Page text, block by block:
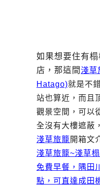
如果想要住有
店，那這間淺草
Hatago)就是不
站也算近，而且
觀景空間，可以
全沒有大樓遮蔽
淺草旅籠 開箱文
淺草旅籠~淺草
免費早餐，隅田
點，可直達成田